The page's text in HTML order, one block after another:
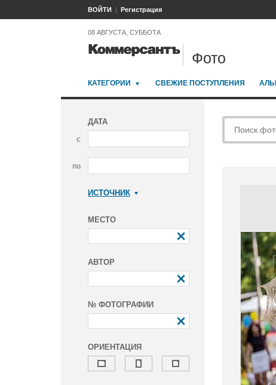
ВОЙТИ Регистрация
08 АВГУСТА, СУББОТА
Фото
КАТЕГОРИИ СВЕЖИЕ ПОСТУПЛЕНИЯ
ДАТА
с
по
ИСТОЧНИК
МЕСТО
АВТОР
№ ФОТОГРАФИИ
ОРИЕНТАЦИЯ